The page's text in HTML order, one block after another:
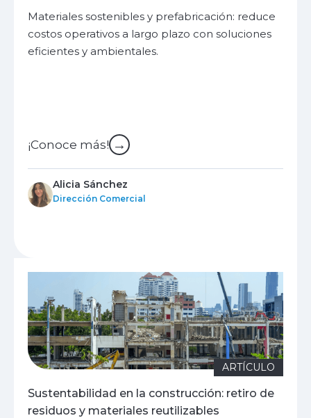
Materiales sostenibles y prefabricación: reduce
costos operativos a largo plazo con soluciones
eficientes y ambientales.
¡Conoce más! →
Alicia Sánchez
Dirección Comercial
ARTÍCULO
Sustentabilidad en la construcción: retiro de
residuos y materiales reutilizables